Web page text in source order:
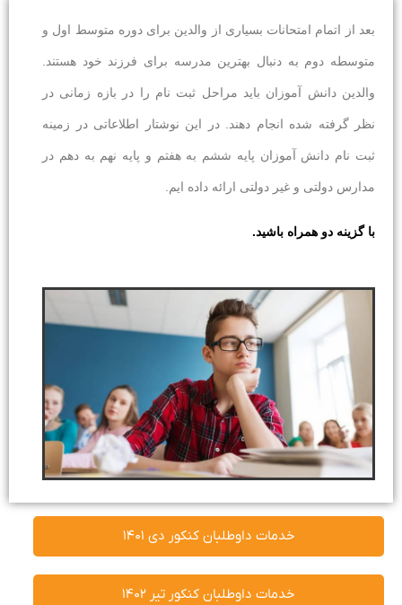
بعد از اتمام امتحانات بسیاری از والدین برای دوره متوسط اول و
متوسطه دوم به دنبال بهترین مدرسه برای فرزند خود هستند.
والدین دانش آموزان باید مراحل ثبت نام را در بازه زمانی در
نظر گرفته شده انجام دهند. در این نوشتار اطلاعاتی در زمینه
ثبت نام دانش آموزان پایه ششم به هفتم و پایه نهم به دهم در
مدارس دولتی و غیر دولتی ارائه داده ایم.
با گزینه دو همراه باشید.
خدمات داوطلبان کنکور دی ۱۴۰۱
خدمات داوطلبان کنکور تیر ۱۴۰۲